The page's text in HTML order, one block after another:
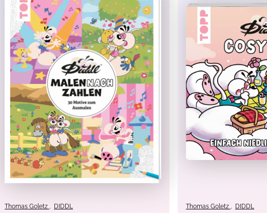
4/4
, Filzstifte, Fineliner
Malen, Mischtechniken, Rätseln, Zeichnen
Thomas Goletz , DIDDL Thomas Goletz , DIDDL